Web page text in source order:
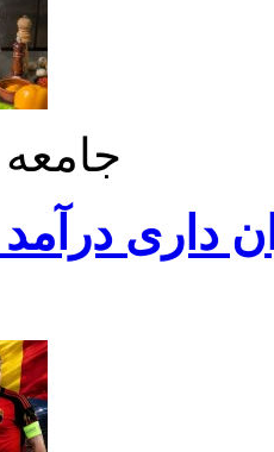
جامعه
درآمد